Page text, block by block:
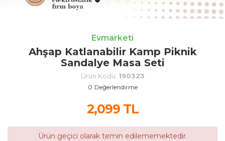
Evmarketi
Ahşap Katlanabilir Kamp Piknik
Sandalye Masa Seti
Ürün Kodu: 190323
0 Değerlendirme
2,099TL
Ürün geçici olarak temin edilememektedir.